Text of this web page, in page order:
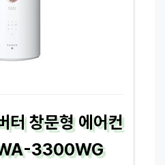
터 창문형 에어컨
3300WG